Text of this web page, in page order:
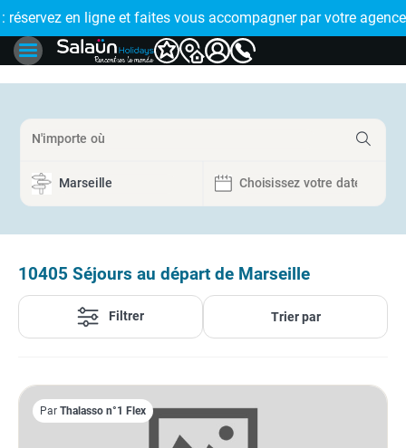
!
: réservez en ligne et faites vous accompagner par votre
🤩
10405 Séjours au départ de Marseille
Filtrer Trier par
Par Thalasso n°1 Flex